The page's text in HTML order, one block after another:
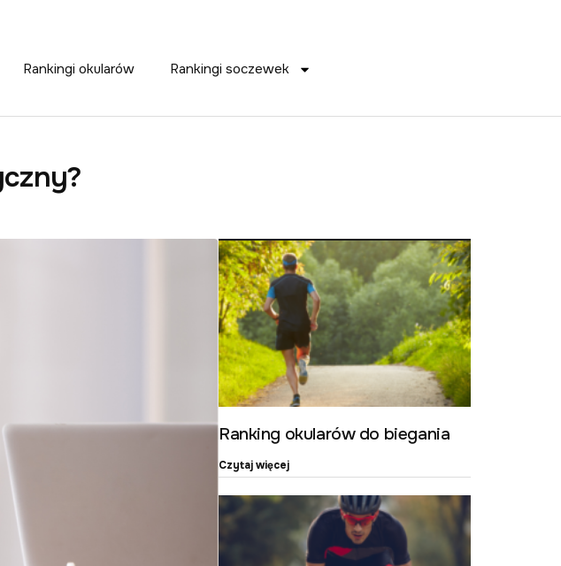
Rankingi okularów Rankingi soczewek
Ranking okularów do biegania
Czytaj więcej